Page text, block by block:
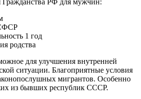
1 год
родства
для улучшения внутренней
ситуации. Благоприятные условия
мигрантов. Особенно
из бывших республик СССР.